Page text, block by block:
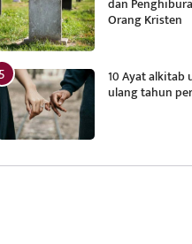
Orang Kristen
10 Ayat alkitab
ulang tahun